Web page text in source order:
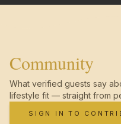
Community
What verified guests say
lifestyle fit — straight from
SIGN IN TO